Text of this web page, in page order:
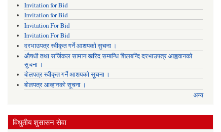
Invitation for Bid
Invitation for Bid
Invitation For Bid
Invitation For Bid
दरभाउपत्र स्वीकृत गर्ने आशयको सुचना ।
औषधी तथा सर्जिकल सामान खरिद सम्बन्धि शिलबन्दि दरभाउपत्र आह्ववानको
सुचना ।
बोलपत्र स्वीकृत गर्ने आशयको सूचना ।
बोलपत्र आव्हानको सूचना ।
अन्य
विधुतीय शुसासन सेवा